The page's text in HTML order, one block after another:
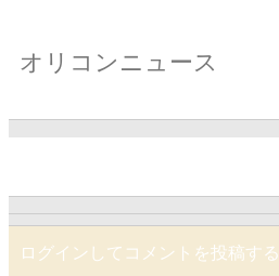
オリコンニュース
ログインしてコメントを投稿する